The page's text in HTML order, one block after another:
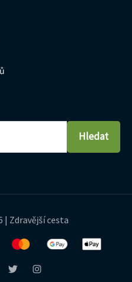
Hledat
| Zdravější cesta